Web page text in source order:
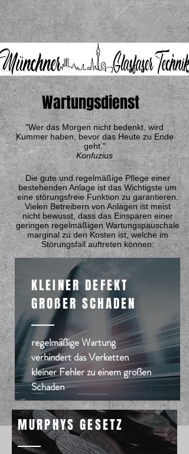
Wartungsdienst
"Wer das Morgen nicht bedenkt, wird
Kummer haben, bevor das Heute zu Ende
geht."
Konfuzius
Die gute und regelmäßige Pflege einer
bestehenden Anlage ist das Wichtigste um
eine störungsfreie Funktion zu garantieren.
Vielen Betreibern von Anlagen ist meist
nicht bewusst, dass das Einsparen einer
geringen regelmäßigen Wartungspauschale
marginal zu den Kosten ist, welche im
Störungsfall auftreten können:
KLEINER DEFEKT
GROßER SCHADEN
regelmäßige Wartung
verhindert das Verketten
kleiner Fehler zu einem großen
Schaden
MURPHYS GESETZ